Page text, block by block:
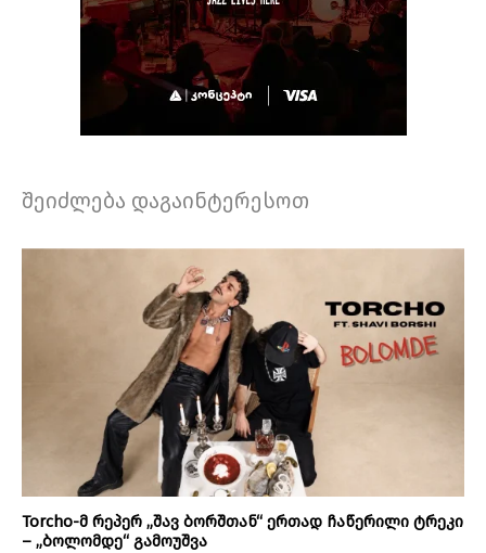
შეიძლება დაგაინტერესოთ
Torcho-მ რეპერ „შავ ბორშთან“ ერთად ჩაწერილი ტრეკი
– „ბოლომდე“ გამოუშვა